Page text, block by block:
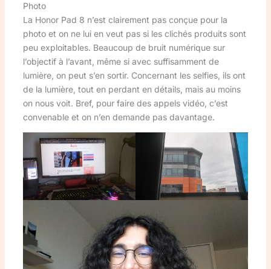
Photo
La Honor Pad 8 n’est clairement pas conçue pour la
photo et on ne lui en veut pas si les clichés produits sont
peu exploitables. Beaucoup de bruit numérique sur
l’objectif à l’avant, même si avec suffisamment de
lumière, on peut s’en sortir. Concernant les selfies, ils ont
de la lumière, tout en perdant en détails, mais au moins
on nous voit. Bref, pour faire des appels vidéo, c’est
convenable et on n’en demande pas davantage.